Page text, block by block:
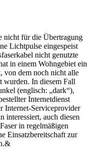
nicht für die Übertragung
Lichtpulse eingespeist
nicht genutzte
in einem Wohngebiet ein
von dem noch nicht alle
wurden. In diesem Fall
(englisch: „dark“),
Internetdienst
Internet-Serviceprovider
interessiert, auch diesen
in regelmäßigen
Einsatzbereitschaft zur